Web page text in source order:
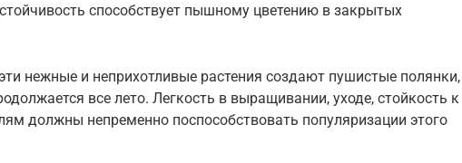
способствует пышному цветению в закрытых
нежные и неприхотливые растения создают пушистые полянки,
все лето. Легкость в выращивании, уходе, стойкость к
должны непременно поспособствовать популяризации этого